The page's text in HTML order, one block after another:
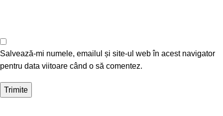
Salvează-mi numele, emailul și site-ul web în acest navigator
pentru data viitoare când o să comentez.